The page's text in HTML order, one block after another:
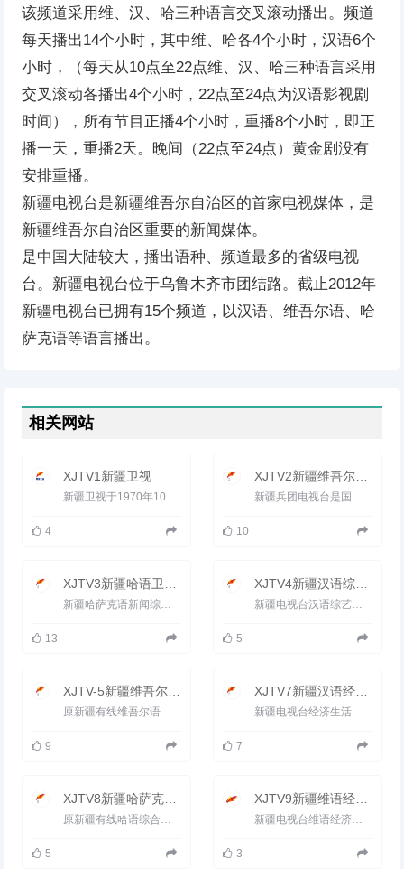
该频道采用维、汉、哈三种语言交叉滚动播出。频道
每天播出14个小时，其中维、哈各4个小时，汉语6个
小时，（每天从10点至22点维、汉、哈三种语言采用
交叉滚动各播出4个小时，22点至24点为汉语影视剧
时间），所有节目正播4个小时，重播8个小时，即正
播一天，重播2天。晚间（22点至24点）黄金剧没有
安排重播。
新疆电视台是新疆维吾尔自治区的首家电视媒体，是
新疆维吾尔自治区重要的新闻媒体。
是中国大陆较大，播出语种、频道最多的省级电视
台。新疆电视台位于乌鲁木齐市团结路。截止2012年
新疆电视台已拥有15个频道，以汉语、维吾尔语、哈
萨克语等语言播出。
相关网站
XJTV1新疆卫视
4
XJTV2新疆维吾尔语卫视
10
13
XJTV4新疆汉语综艺频道
新疆电视台汉语综艺频道(XJTV-4)（原影视文体频道）新疆电视台第四套节目是一个以时尚咨询节目及影视剧为主、力...
5
9
XJTV7新疆汉语经济生活频道
新疆电视台经济生活频道（XJTV-7）的前身是新疆经济电视台，简称&ldquo;新疆经视&rdquo;，新疆广播电视事业改革发展...
7
5
XJTV9新疆维语经济生活频道
新疆电视台维语经济生活频道是以经济建设为中心，宣传自治区经济领域各项方针政策，深度透视经济现象，关注百姓经...
3